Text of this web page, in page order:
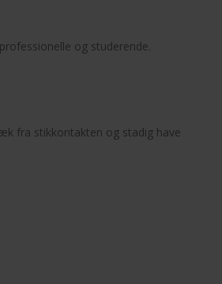
og studerende.
fra stikkontakten og stadig have